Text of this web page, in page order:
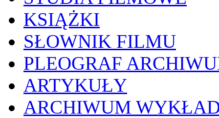
KSIĄŻKI
SŁOWNIK FILMU
PLEOGRAF
ARTYKUŁY
ARCHIWUM